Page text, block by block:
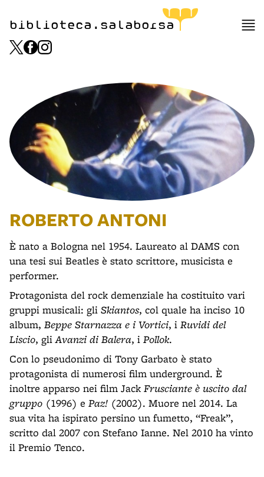
biblioteca.salaborsa
ROBERTO ANTONI
È nato a Bologna nel 1954. Laureato al DAMS con
una tesi sui Beatles è stato scrittore, musicista e
performer.
Protagonista del rock demenziale ha costituito vari
gruppi musicali: gli Skiantos, col quale ha inciso 10
album, Beppe Starnazza e i Vortici, i Ruvidi del
Liscio, gliAvanzi di Balera, i Pollok.
Con lo pseudonimo di Tony Garbato è stato
protagonista di numerosi film underground. È
inoltre apparso nei film Jack Frusciante è uscito dal
gruppo (1996) e Paz! (2002). Muore nel 2014. La
sua vita ha ispirato persino un fumetto, “Freak”,
scritto dal 2007 con Stefano Ianne. Nel 2010 ha vinto
il Premio Tenco.